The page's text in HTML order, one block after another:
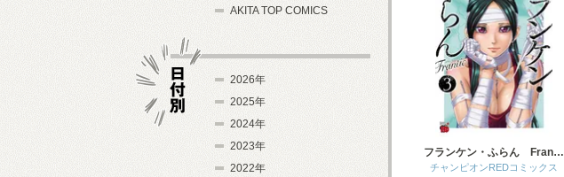
フランケン・ふらん Fran…
チャンピオンREDコミックス
AKITA TOP COMICS
2026年
2025年
2024年
2023年
2022年